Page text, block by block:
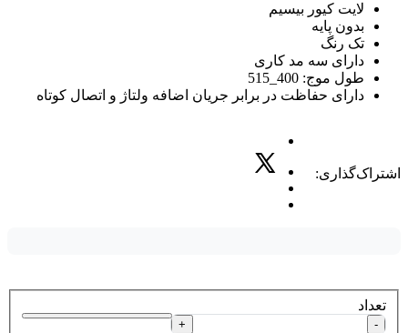
لایت کیور بیسیم
بدون پایه
تک رنگ
دارای سه مد کاری
طول موج: 400_515
دارای حفاظت در برابر جریان اضافه ولتاژ و اتصال کوتاه
اشتراک‌گذاری:
تعداد
-
+